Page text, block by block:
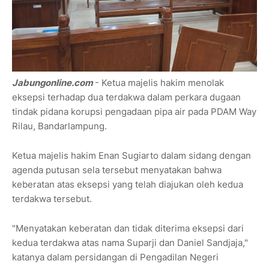
Jabungonline.com- Ketua majelis hakim menolak
eksepsi terhadap dua terdakwa dalam perkara dugaan
tindak pidana korupsi pengadaan pipa air pada PDAM Way
Rilau, Bandarlampung.
Ketua majelis hakim Enan Sugiarto dalam sidang dengan
agenda putusan sela tersebut menyatakan bahwa
keberatan atas eksepsi yang telah diajukan oleh kedua
terdakwa tersebut.
"Menyatakan keberatan dan tidak diterima eksepsi dari
kedua terdakwa atas nama Suparji dan Daniel Sandjaja,"
katanya dalam persidangan di Pengadilan Negeri